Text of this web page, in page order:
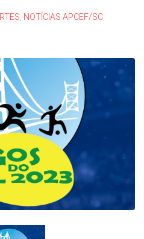
NOTÍCIAS APCEF/SC